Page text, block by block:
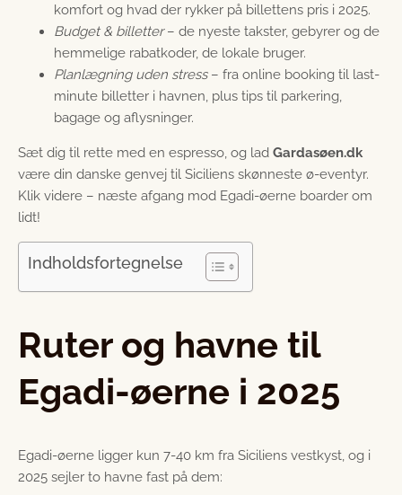
komfort og hvad der rykker på billettens pris i 2025.
Budget & billetter– de nyeste takster, gebyrer og de
hemmelige rabatkoder, de lokale bruger.
Planlægning uden stress– fra online booking til last-
minute billetter i havnen, plus tips til parkering,
bagage og aflysninger.
Sæt dig til rette med en espresso, og lad Gardasøen.dk
være din danske genvej til Siciliens skønneste ø-eventyr.
Klik videre – næste afgang mod Egadi-øerne boarder om
lidt!
Indholdsfortegnelse
Ruter og havne til
Egadi-øerne i 2025
Egadi-øerne ligger kun 7-40 km fra Siciliens vestkyst, og i
2025 sejler to havne fast på dem: